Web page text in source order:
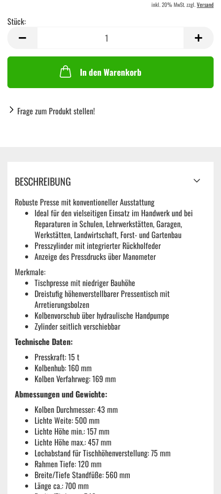
inkl. 20% MwSt. zzgl.Versand
Stück:
In den Warenkorb
Frage zum Produkt stellen!
BESCHREIBUNG
Robuste Presse mit konventioneller Ausstattung
Ideal für den vielseitigen Einsatz im Handwerk und bei
Reparaturen in Schulen, Lehrwerkstätten, Garagen,
Werkstätten, Landwirt­schaft, Forst- und Gartenbau
Presszylinder mit integrierter Rückholfeder
Anzeige des Pressdrucks über Manometer
Merkmale:
Tischpresse mit niedriger Bauhöhe
Dreistufig höhenverstellbarer Pressentisch mit
Arretierungsbolzen
Kolbenvorschub über hydraulische Handpumpe
Zylinder seitlich verschiebbar
Technische Daten:
Presskraft: 15 t
Kolbenhub: 160 mm
Kolben Verfahrweg: 169 mm
Abmessungen und Gewichte:
Kolben Durchmesser: 43 mm
Lichte Weite: 500 mm
Lichte Höhe min.: 157 mm
Lichte Höhe max.: 457 mm
Lochabstand für Tischhöhenverstellung: 75 mm
Rahmen Tiefe: 120 mm
Breite/Tiefe Standfüße: 560 mm
Länge ca.: 700 mm